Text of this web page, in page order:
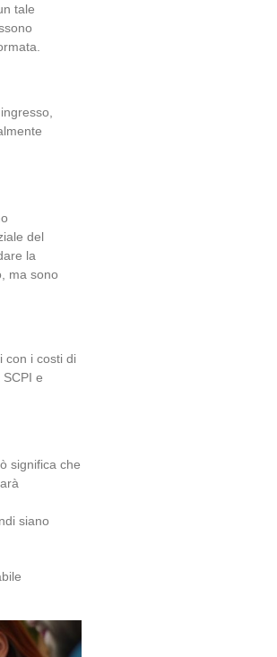
tale
del
la
ma sono
con i costi di
e
significa che
siano